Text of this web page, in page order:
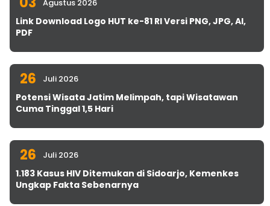
Agustus 2026
Link Download Logo HUT ke-81 RI Versi PNG, JPG, AI,
PDF
26 Juli 2026
Potensi Wisata Jatim Melimpah, tapi Wisatawan
Cuma Tinggal 1,5 Hari
26 Juli 2026
1.183 Kasus HIV Ditemukan di Sidoarjo, Kemenkes
Ungkap Fakta Sebenarnya